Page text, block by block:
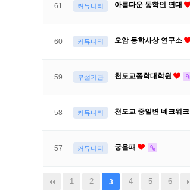
61 커뮤니티 아름다운 동학인 연대
60 커뮤니티 오암 동학사상 연구소
59 부설기관 천도교종학대학원
58 커뮤니티 천도교 중일변 네크워크
57 커뮤니티 궁을패
1 2 3 4 5 6